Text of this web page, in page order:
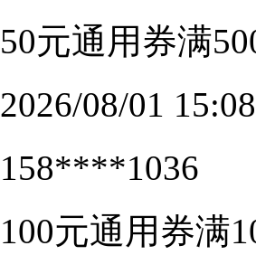
50元通用券满
2026/08/01
158****1036
100元通用券满